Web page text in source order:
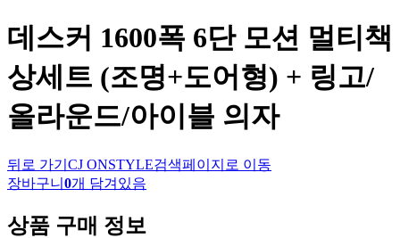
데스커 1600폭 6단 모션 멀티책
상세트 (조명+도어형) + 링고/
올라운드/아이블 의자
뒤로 가기 CJ ONSTYLE검색페이지로 이동
장바구니 0개 담겨있음
상품 구매 정보